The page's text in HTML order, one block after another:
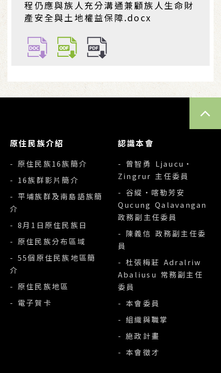
程仍應與族人充分溝通兼顧族人生命財
產安全與土地權益保障.docx
原住民族介紹
- 原住民族16族簡介
- 16族群影片簡介
- 平埔族群及南島語族簡
介
- 8月1日原住民族日
- 原住民族分布區域
- 55個原住民族地區簡
介
- 原住民族地區
- 電子賀卡
認識本會
- 曾智勇 Ljaucu‧
Zingrur 主任委員
- 谷縱‧喀勒芳安
Qucung Qalavangan
政務副主任委員
- 陳義信 政務副主任委
員
- 杜張梅莊 Adralriw
Abaliusu 常務副主任
委員
- 本會委員
- 組織與職掌
- 施政計畫
- 本會徵才